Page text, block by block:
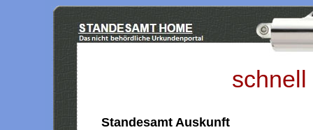
Standesamt Auskunft